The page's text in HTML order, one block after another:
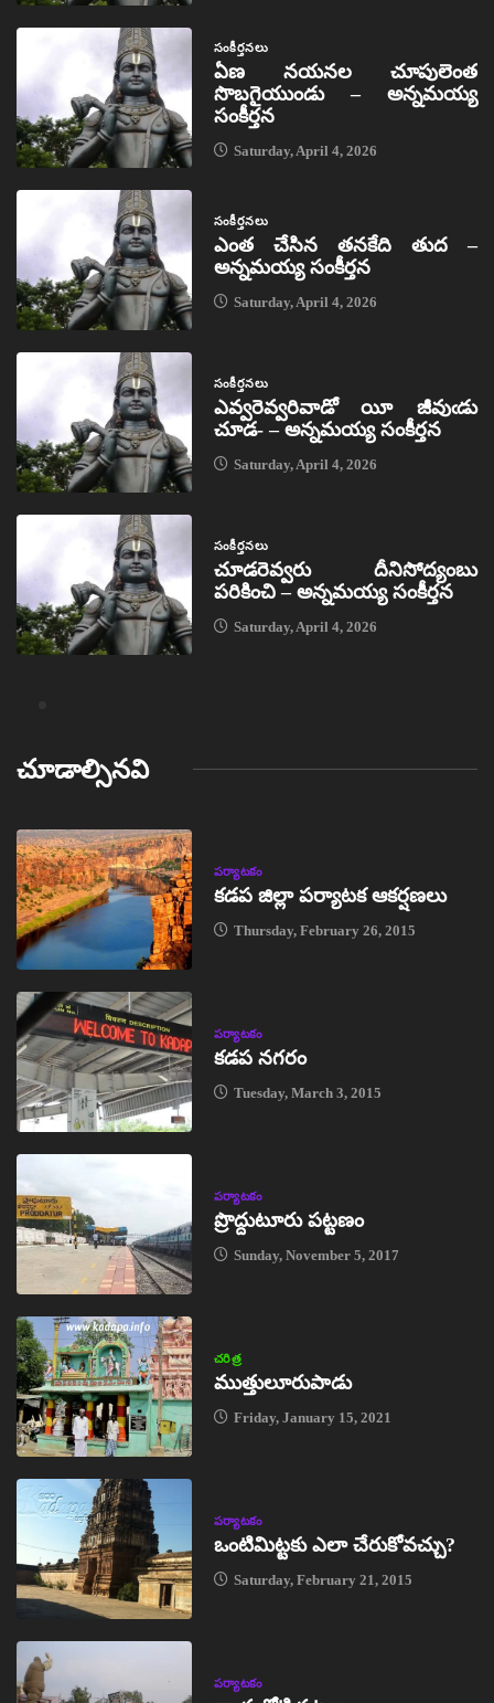
సంకీర్తనలు
ఏణ నయనల చూపులెంత
సొబగైయుండు – అన్నమయ్య
సంకీర్తన
Saturday, April 4, 2026
సంకీర్తనలు
ఎంత చేసిన తనకేది తుద –
అన్నమయ్య సంకీర్తన
Saturday, April 4, 2026
సంకీర్తనలు
ఎవ్వరెవ్వరివాడో యీ జీవుఁడు
చూడ- – అన్నమయ్య సంకీర్తన
Saturday, April 4, 2026
సంకీర్తనలు
చూడరెవ్వరు దీనిసోద్యంబు
పరికించి – అన్నమయ్య సంకీర్తన
Saturday, April 4, 2026
చూడాల్సినవి
పర్యాటకం
కడప జిల్లా పర్యాటక ఆకర్షణలు
Thursday, February 26, 2015
పర్యాటకం
కడప నగరం
Tuesday, March 3, 2015
పర్యాటకం
ప్రొద్దుటూరు పట్టణం
Sunday, November 5, 2017
చరిత్ర
ముత్తులూరుపాడు
Friday, January 15, 2021
పర్యాటకం
ఒంటిమిట్టకు ఎలా చేరుకోవచ్చు?
Saturday, February 21, 2015
పర్యాటకం